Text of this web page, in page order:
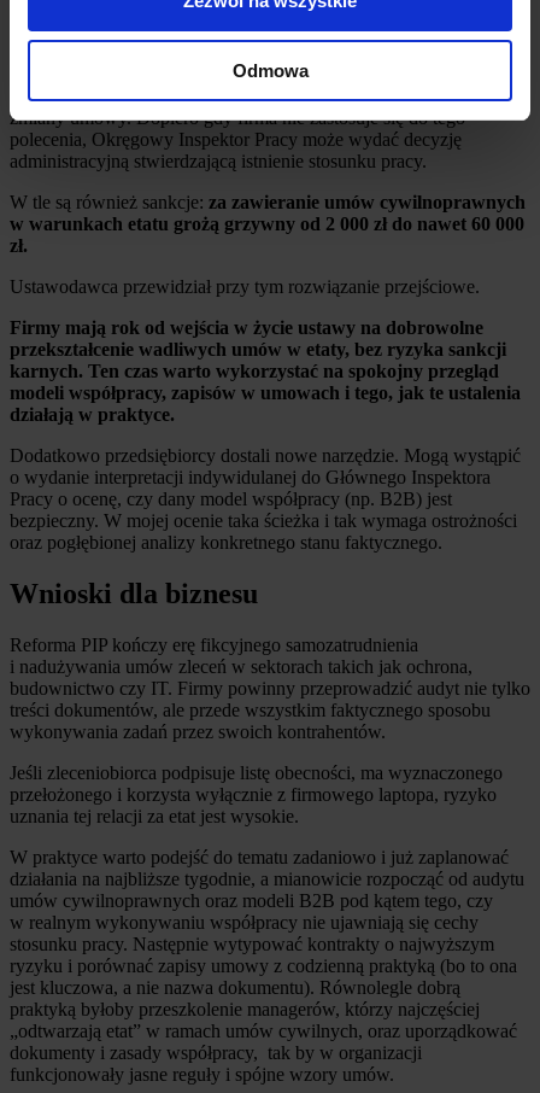
Odmowa
sposób organizacji współpracy będzie teraz pod
większym nadzorem.
Proces rekwalifikacji jest dwuetapowy. Jeżeli inspektor uzna, że
współpraca ma cechy etatu, w pierwszej kolejności wyda polecenie
zmiany umowy. Dopiero gdy firma nie zastosuje się do tego
polecenia, Okręgowy Inspektor Pracy może wydać decyzję
administracyjną stwierdzającą istnienie stosunku pracy.
W tle są również sankcje: za zawieranie umów cywilnoprawnych
w warunkach etatu grożą grzywny od 2 000 zł do nawet 60 000
zł.
Ustawodawca przewidział przy tym rozwiązanie przejściowe.
Firmy mają rok od wejścia w życie ustawy na dobrowolne
przekształcenie wadliwych umów w etaty, bez ryzyka sankcji
karnych. Ten czas warto wykorzystać na spokojny przegląd
modeli współpracy, zapisów w umowach i tego, jak te ustalenia
działają w praktyce.
Dodatkowo przedsiębiorcy dostali nowe narzędzie. Mogą wystąpić
o wydanie interpretacji indywidulanej do Głównego Inspektora
Pracy o ocenę, czy dany model współpracy (np. B2B) jest
bezpieczny. W mojej ocenie taka ścieżka i tak wymaga ostrożności
oraz pogłębionej analizy konkretnego stanu faktycznego.
Wnioski dla biznesu
Reforma PIP kończy erę fikcyjnego samozatrudnienia
i nadużywania umów zleceń w sektorach takich jak ochrona,
budownictwo czy IT. Firmy powinny przeprowadzić audyt nie tylko
treści dokumentów, ale przede wszystkim faktycznego sposobu
wykonywania zadań przez swoich kontrahentów.
Jeśli zleceniobiorca podpisuje listę obecności, ma wyznaczonego
przełożonego i korzysta wyłącznie z firmowego laptopa, ryzyko
uznania tej relacji za etat jest wysokie.
W praktyce warto podejść do tematu zadaniowo i już zaplanować
działania na najbliższe tygodnie, a mianowicie rozpocząć od audytu
umów cywilnoprawnych oraz modeli B2B pod kątem tego, czy
w realnym wykonywaniu współpracy nie ujawniają się cechy
stosunku pracy. Następnie wytypować kontrakty o najwyższym
ryzyku i porównać zapisy umowy z codzienną praktyką (bo to ona
jest kluczowa, a nie nazwa dokumentu). Równolegle dobrą
praktyką byłoby przeszkolenie managerów, którzy najczęściej
„odtwarzają etat” w ramach umów cywilnych, oraz uporządkować
dokumenty i zasady współpracy, tak by w organizacji
funkcjonowały jasne reguły i spójne wzory umów.